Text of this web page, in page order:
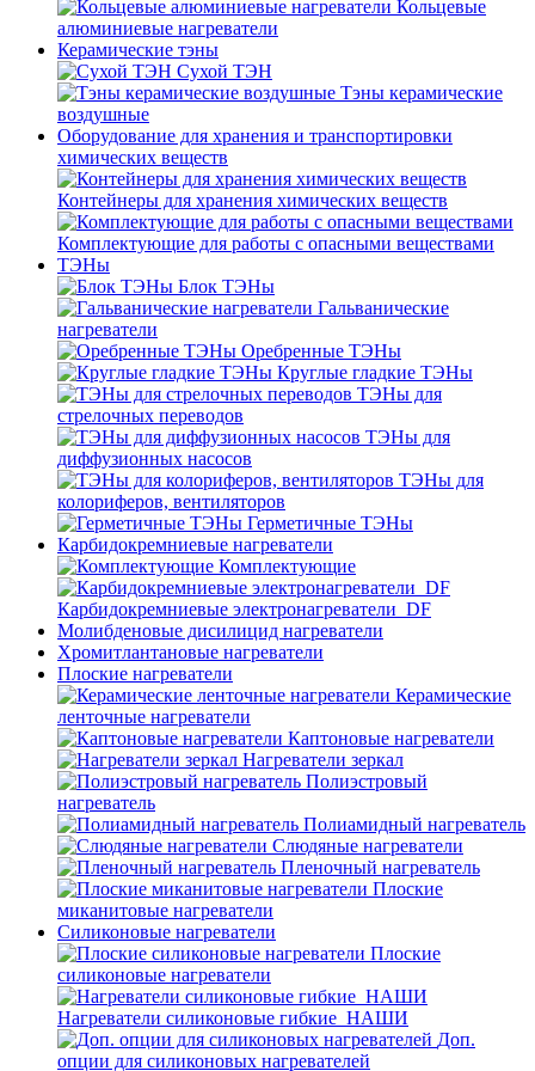
Кольцевые
алюминиевые нагреватели
Керамические тэны
Сухой ТЭН
Тэны керамические
воздушные
Оборудование для хранения и транспортировки
химических веществ
Контейнеры для хранения химических веществ
Комплектующие для работы с опасными веществами
ТЭНы
Блок ТЭНы
Гальванические
нагреватели
Оребренные ТЭНы
Круглые гладкие ТЭНы
ТЭНы для
стрелочных переводов
ТЭНы для
диффузионных насосов
ТЭНы для
колориферов, вентиляторов
Герметичные ТЭНы
Карбидокремниевые нагреватели
Комплектующие
Карбидокремниевые электронагреватели_DF
Молибденовые дисилицид нагреватели
Хромитлантановые нагреватели
Плоские нагреватели
Керамические
ленточные нагреватели
Каптоновые нагреватели
Нагреватели зеркал
Полиэстровый
нагреватель
Полиамидный нагреватель
Слюдяные нагреватели
Пленочный нагреватель
Плоские
миканитовые нагреватели
Силиконовые нагреватели
Плоские
силиконовые нагреватели
Нагреватели силиконовые гибкие_НАШИ
Доп.
опции для силиконовых нагревателей